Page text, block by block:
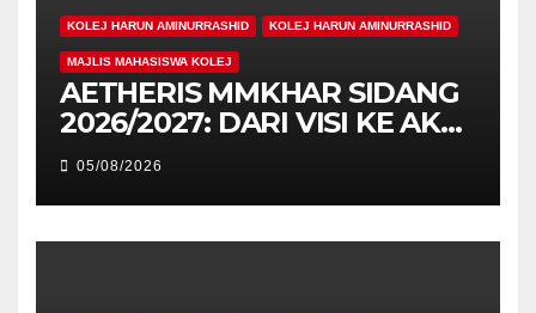
KOLEJ HARUN AMINURRASHID KOLEJ HARUN AMINURRASHID
MAJLIS MAHASISWA KOLEJ
AETHERIS MMKHAR SIDANG
2026/2027: DARI VISI KE AKSI,
MEMBINA LEGASI GENERASI
PEMIMPIN
05/08/2026